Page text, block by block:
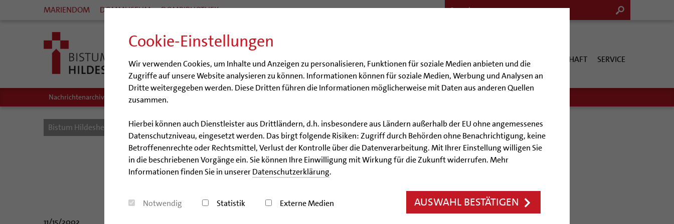
Cookie-Einstellungen
Wir verwenden Cookies, um Inhalte und Anzeigen zu personalisieren, Funktionen für soziale Medien anbieten und die
Zugriffe auf unsere Website analysieren zu können. Informationen können für soziale Medien, Werbung und Analysen an
Dritte weitergegeben werden. Diese Dritten führen die Informationen möglicherweise mit Daten aus anderen Quellen
zusammen.
Hierbei können auch Dienstleister aus Drittländern, d.h. insbesondere aus Ländern außerhalb der EU ohne angemessenes
Datenschutzniveau, eingesetzt werden. Das birgt folgende Risiken: Zugriff durch Behörden ohne Benachrichtigung, keine
Betroffenenrechte oder Rechtsmittel, Verlust der Kontrolle über die Datenverarbeitung. Mit Ihrer Einstellung willigen Sie
in die beschriebenen Vorgänge ein. Sie können Ihre Einwilligung mit Wirkung für die Zukunft widerrufen. Mehr
Informationen finden Sie in unsererDatenschutzerklärung.
Notwendig Statistik Externe Medien AUSWAHL BESTÄTIGEN
MARIENDOM DOMMUSEUM DOMBIBLIOTHEK
BISTUM BERATUNG & HILFE BILDUNG & KULTUR KIRCHE & GESELLSCHAFT SERVICE
Nachrichtenarchiv Audio/Podcasts
Bistum Hildesheim Bistum Nachrichten Artikel
Katholiken spendeten für Diaspora
Kollekte erbrachte im vergangenen Jahr einen hohen Betrag
11/15/2002